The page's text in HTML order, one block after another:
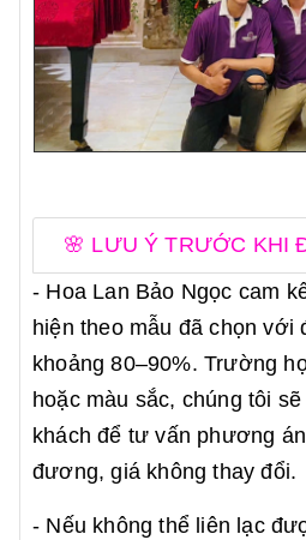
🌸 LƯU Ý TRƯỚC KHI
- Hoa Lan Bảo Ngọc cam
hiện theo mẫu đã chọn với
khoảng 80–90%. Trường
hoặc màu sắc, chúng tôi
khách để tư vấn phương
đương, giá không thay đổi.
- Nếu không thể liên lạc